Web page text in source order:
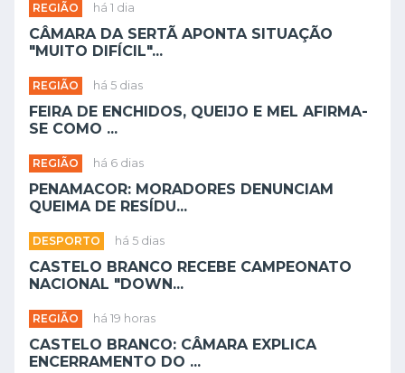
REGIÃO há 1 dia
CÂMARA DA SERTÃ APONTA SITUAÇÃO
"MUITO DIFÍCIL"...
REGIÃO há 5 dias
FEIRA DE ENCHIDOS, QUEIJO E MEL AFIRMA-
SE COMO ...
REGIÃO há 6 dias
PENAMACOR: MORADORES DENUNCIAM
QUEIMA DE RESÍDU...
DESPORTO há 5 dias
CASTELO BRANCO RECEBE CAMPEONATO
NACIONAL "DOWN...
REGIÃO há 19 horas
CASTELO BRANCO: CÂMARA EXPLICA
ENCERRAMENTO DO ...